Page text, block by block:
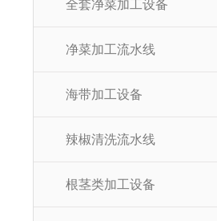
全套净菜加工设备
净菜加工流水线
海带加工设备
辣椒清洗流水线
根茎类加工设备